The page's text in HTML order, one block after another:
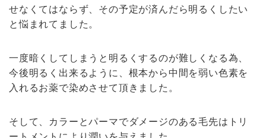
せなくてはならず、その予定が済んだら明るくしたい
と悩まれてました。
一度暗くしてしまうと明るくするのが難しくなる為、
今後明るく出来るように、根本から中間を弱い色素を
入れるお薬で染めさせて頂きました。
そして、カラーとパーマでダメージのある毛先はトリ